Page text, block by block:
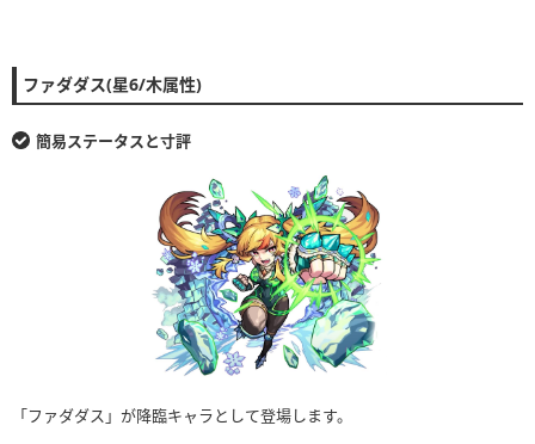
ファダダス(星6/木属性)
簡易ステータスと寸評
「ファダダス」が降臨キャラとして登場します。